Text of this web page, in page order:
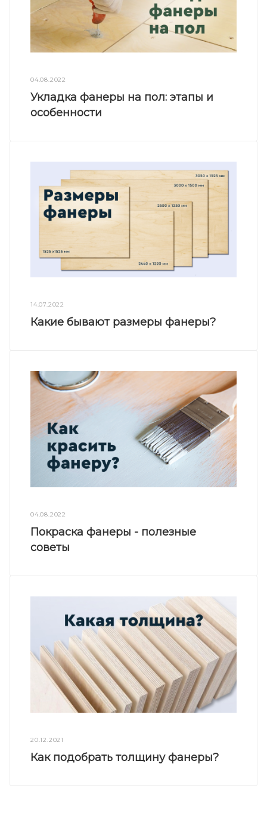
04.08.2022
Укладка фанеры на пол: этапы и
особенности
14.07.2022
Какие бывают размеры фанеры?
04.08.2022
Покраска фанеры - полезные
советы
20.12.2021
Как подобрать толщину фанеры?